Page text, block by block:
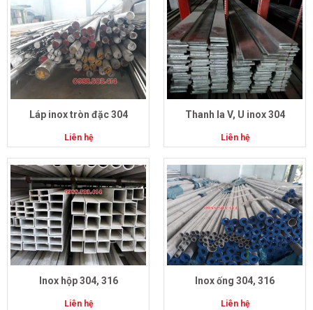
Láp inox tròn đặc 304
Liên hệ
Thanh la V, U inox 304
Liên hệ
Inox hộp 304, 316
Liên hệ
Inox ống 304, 316
Liên hệ